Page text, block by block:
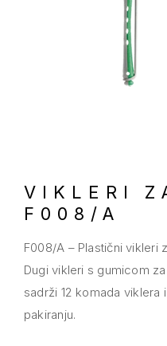
VIKLERI
F008/A
F008/A – Plastični vikleri
Dugi vikleri s gumicom
sadrži 12 komada viklera
pakiranju.